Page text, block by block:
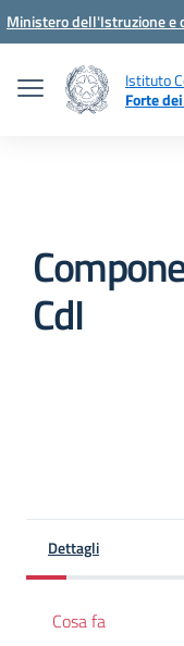
Vai ai contenuti
Vai al menu di
Vai al footer
Ministero dell'Istruzione e
Istituto
Forte
CdI
Dettagli
Cosa fa